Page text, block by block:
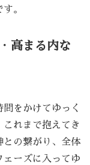
。
・ 高まる内な
をかけてゆっく
これまで抱えてき
との繋がり、全体
ーズに入ってゆ